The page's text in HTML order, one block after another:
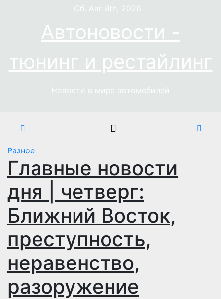
содержимому
Сб. Авг 8th, 2026
Автоновости -
тюнинг и рестайлинг
Новости в мире автомобилей
Разное
Главные новости
дня | четверг:
Ближний Восток,
преступность,
неравенство,
разоружение